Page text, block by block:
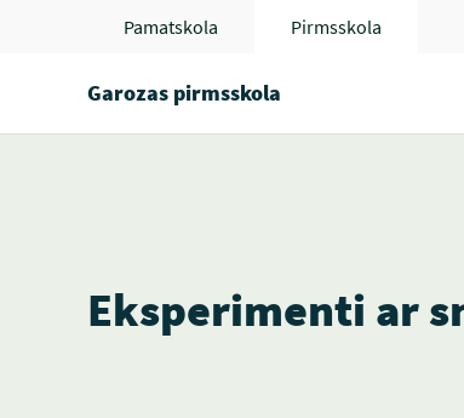
Pamatskola Pirmsskola
Garozas pirmsskola
Eksperimenti ar